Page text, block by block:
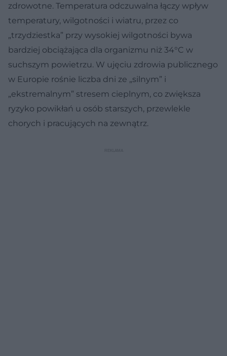
zdrowotne. Temperatura odczuwalna łączy wpływ
temperatury, wilgotności i wiatru, przez co
„trzydziestka” przy wysokiej wilgotności bywa
bardziej obciążająca dla organizmu niż 34°C w
suchszym powietrzu. W ujęciu zdrowia publicznego
w Europie rośnie liczba dni ze „silnym” i
„ekstremalnym” stresem cieplnym, co zwiększa
ryzyko powikłań u osób starszych, przewlekle
chorych i pracujących na zewnątrz.